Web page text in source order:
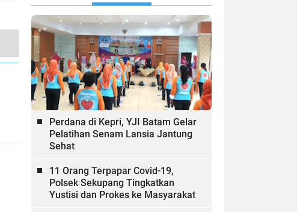
Perdana di Kepri, YJI Batam Gelar
Pelatihan Senam Lansia Jantung
Sehat
11 Orang Terpapar Covid-19,
Polsek Sekupang Tingkatkan
Yustisi dan Prokes ke Masyarakat